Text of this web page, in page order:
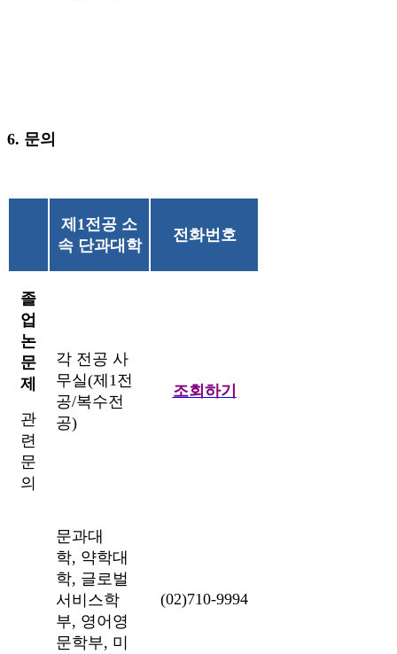
6. 문의
제1전공 소
속 단과대학
전화번호
졸
업
논
문
제
관
련
문
의
각 전공 사
무실(제1전
공/복수전
공)
조회하기
문과대
학, 약학대
학, 글로벌
서비스학
부, 영어영
문학부, 미
(02)710-9994